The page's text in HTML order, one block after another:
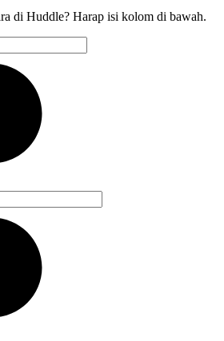
di Huddle? Harap isi kolom di bawah.